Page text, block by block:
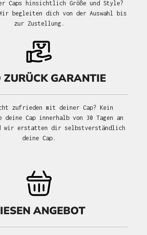
Caps hinsichtlich Größe und Style?
begleiten dich von der Auswahl bis
zur Zustellung.
ZURÜCK GARANTIE
zufrieden mit deiner Cap? Kein
deine Cap innerhalb von 30 Tagen an
wir erstatten dir selbstverständlich
deine Cap.
ANGEBOT